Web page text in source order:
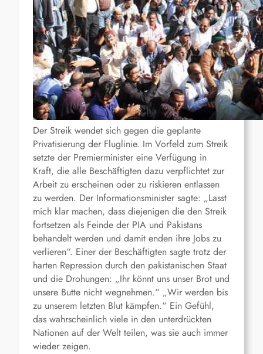
Der Streik wendet sich gegen die geplante
Privatisierung der Fluglinie. Im Vorfeld zum Streik
setzte der Premierminister eine Verfügung in
Kraft, die alle Beschäftigten dazu verpflichtet zur
Arbeit zu erscheinen oder zu riskieren entlassen
zu werden. Der Informationsminister sagte: „Lasst
mich klar machen, dass diejenigen die den Streik
fortsetzen als Feinde der PIA und Pakistans
behandelt werden und damit enden ihre Jobs zu
verlieren“. Einer der Beschäftigten sagte trotz der
harten Repression durch den pakistanischen Staat
und die Drohungen: „Ihr könnt uns unser Brot und
unsere Butte nicht wegnehmen.“ „Wir werden bis
zu unserem letzten Blut kämpfen.“ Ein Gefühl,
das wahrscheinlich viele in den unterdrückten
Nationen auf der Welt teilen, was sie auch immer
wieder zeigen.